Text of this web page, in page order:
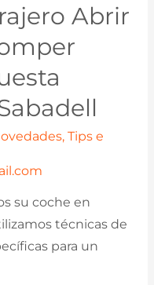
Abrir
Tips e
su coche en
técnicas de
para un